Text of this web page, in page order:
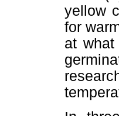
yellow
for
at what